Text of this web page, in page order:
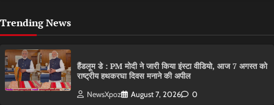
Trending News
हैंडलूम डे : PM मोदी ने जारी किया इंस्टा वीडियो, आज 7 अगस्त को
राष्ट्रीय हथकरघा दिवस मनाने की अपील
NewsXpoz August 7, 2026 0